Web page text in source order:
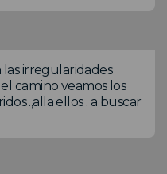
irregularidades
camino veamos los
.,alla ellos . a buscar